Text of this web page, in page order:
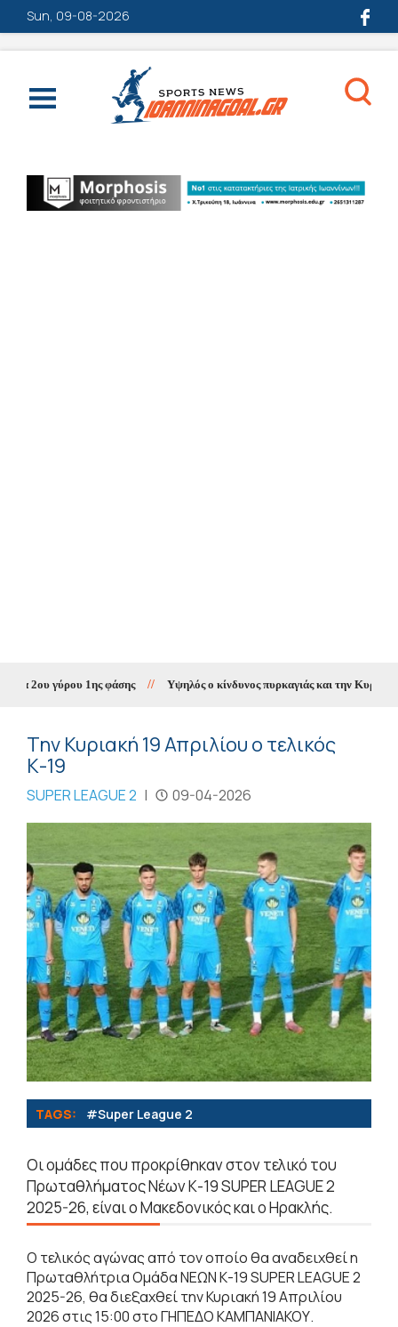
Sun, 09-08-2026
2ου γύρου 1ης φάσης // Υψηλός ο κίνδυνος πυρκαγιάς και την Κυριακή
Την Κυριακή 19 Απριλίου ο τελικός
Κ-19
SUPER LEAGUE 2 | 09-04-2026
TAGS: #Super League 2
Oι ομάδες που προκρίθηκαν στον τελικό του
Πρωταθλήματος Νέων Κ-19 SUPER LEAGUE 2
2025-26, είναι ο Μακεδονικός και ο Ηρακλής.
Ο τελικός αγώνας από τον οποίο θα αναδειχθεί η
Πρωταθλήτρια Ομάδα ΝΕΩΝ Κ-19 SUPER LEAGUE 2
2025-26, θα διεξαχθεί την Κυριακή 19 Απριλίου
2026 στις 15:00 στο ΓΗΠΕΔΟ ΚΑΜΠΑΝΙΑΚΟΥ.